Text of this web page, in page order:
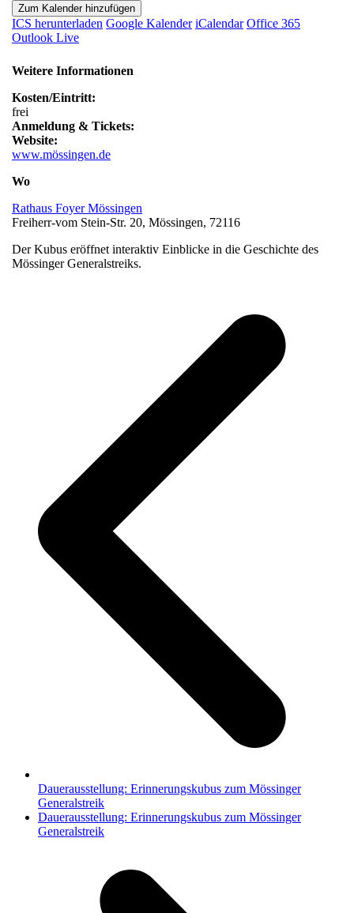
Zum Kalender hinzufügen
ICS herunterladen Google Kalender iCalendar Office 365
Outlook Live
Weitere Informationen
Kosten/Eintritt:
frei
Anmeldung & Tickets:
Website:
www.mössingen.de
Wo
Rathaus Foyer Mössingen
Freiherr-vom Stein-Str. 20, Mössingen, 72116
Der Kubus eröffnet interaktiv Einblicke in die Geschichte des
Mössinger Generalstreiks.
Dauerausstellung: Erinnerungskubus zum Mössinger
Generalstreik
Nächster
Beitrag:
Dauerausstellung: Erinnerungskubus zum Mössinger
Generalstreik